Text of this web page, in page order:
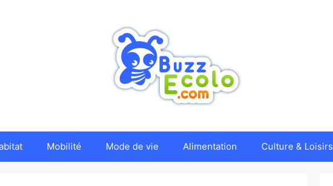
Mobilité Mode de vie Alimentation Culture & Loisirs